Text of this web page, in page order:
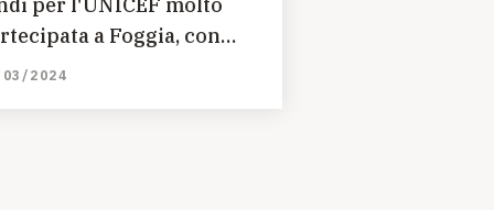
a Foggia, con
XI Circolo Didattico San
2024